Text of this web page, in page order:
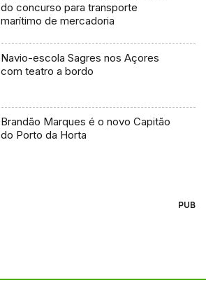
do concurso para transporte
marítimo de mercadoria
Navio-escola Sagres nos Açores
com teatro a bordo
Brandão Marques é o novo Capitão
do Porto da Horta
PUB